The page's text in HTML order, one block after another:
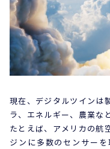
現在、デジタルツインは
ラ、エネルギー、農業な
たとえば、アメリカの航
ジンに多数のセンサー